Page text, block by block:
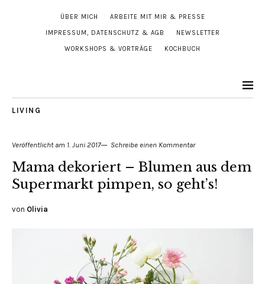
ÜBER MICH ARBEITE MIT MIR & PRESSE
IMPRESSUM, DATENSCHUTZ & AGB NEWSLETTER
WORKSHOPS & VORTRÄGE KOCHBUCH
LIVING
Veröffentlicht am 1. Juni 2017 Schreibe einen Kommentar
Mama dekoriert – Blumen aus dem
Supermarkt pimpen, so geht’s!
von Olivia